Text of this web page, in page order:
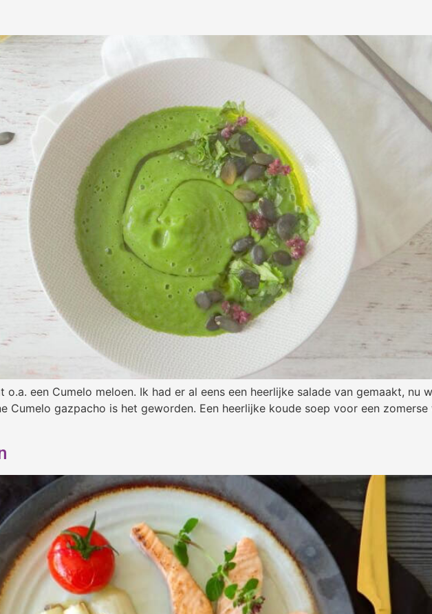
een Cumelo meloen. Ik had er al eens een heerlijke salade van gemaakt, nu
Cumelo gazpacho is het geworden. Een heerlijke koude soep voor een